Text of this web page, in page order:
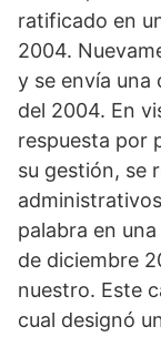
ratificado en
2004.
y se envía
del 2004. En
respuesta por
su gestión, se
palabra en
de diciembre
nuestro. Este
cual designó